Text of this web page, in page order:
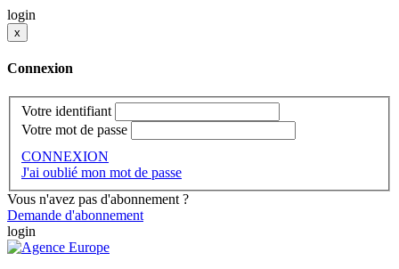
login
x
Connexion
Votre identifiant
Votre mot de passe
CONNEXION
J'ai oublié mon mot de passe
Vous n'avez pas d'abonnement ?
Demande d'abonnement
login